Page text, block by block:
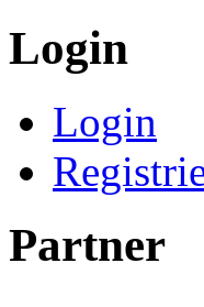
Login
Login
Partner